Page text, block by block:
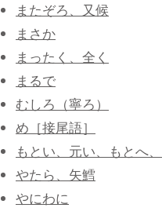
またぞろ、又候
まさか
まったく、全く
まるで
むしろ（寧ろ）
め［接尾語］
もとい、元い、もとへ
やたら、矢鱈
やにわに